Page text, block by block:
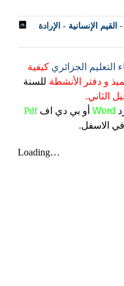
الوضعية الإدماجية التقويمية للمقطع 1 - القيم الإنسانية - الإرادة
التعليم الجزائري كيفية
و دفتر الأنشطة للسنة
الثاني.
Word أو بي دي اف Pdf
الاسفل.